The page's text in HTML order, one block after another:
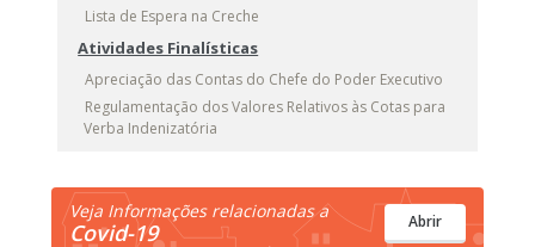
Lista de Espera na Creche
Atividades Finalísticas
Apreciação das Contas do Chefe do Poder Executivo
Regulamentação dos Valores Relativos às Cotas para
Verba Indenizatória
Veja Informações relacionadas a
Covid-19 Abrir